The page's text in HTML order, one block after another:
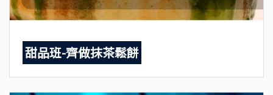
甜品班-齊做抹茶鬆餅